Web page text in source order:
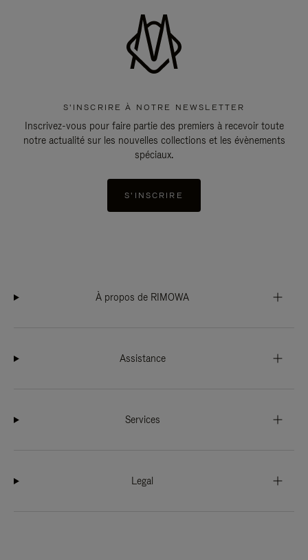
S'INSCRIRE À NOTRE NEWSLETTER
Inscrivez-vous pour faire partie des premiers à recevoir toute
notre actualité sur les nouvelles collections et les évènements
spéciaux.
S'INSCRIRE
À propos de RIMOWA
Assistance
Services
Legal